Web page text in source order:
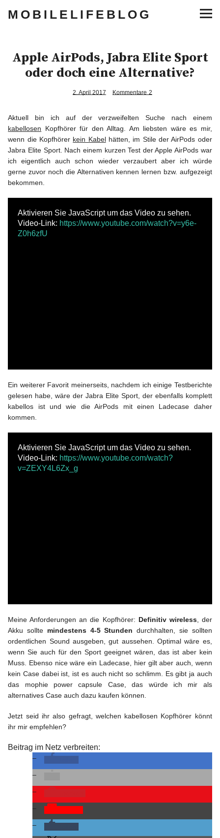
MOBILELIFEBLOG
Musik
Gaming
Tech
Blogger Essentials
Lifestyle
BLOGLIEBE ❤
Apple AirPods, Jabra Elite Sport
oder doch eine Alternative?
2. April 2017 Kommentare 2
Aktuell bin ich auf der verzweifelten Suche nach einem
kabellosen Kopfhörer für den Alltag. Am liebsten wäre es mir,
wenn die Kopfhörer kein Kabelhätten, im Stile der AirPods oder
Jabra Elite Sport. Nach einem kurzen Test der Apple AirPods war
ich eigentlich auch schon wieder verzaubert aber ich würde
gerne zuvor noch die Alternativen kennen lernen bzw. aufgezeigt
bekommen.
Aktivieren Sie JavaScript um das Video zu sehen.
Video-Link: https://www.youtube.com/watch?v=y6e-
Z0h6zfU
Ein weiterer Favorit meinerseits, nachdem ich einige Testberichte
gelesen habe, wäre der Jabra Elite Sport, der ebenfalls komplett
kabellos ist und wie die AirPods mit einen Ladecase daher
kommen.
Aktivieren Sie JavaScript um das Video zu sehen.
Video-Link: https://www.youtube.com/watch?
v=ZEXY4L6Zx_g
Meine Anforderungen an die Kopfhörer: Definitiv wireless, der
Akku sollte mindestens 4-5 Stunden durchhalten, sie sollten
ordentlichen Sound ausgeben, gut aussehen. Optimal wäre es,
wenn Sie auch für den Sport geeignet wären, das ist aber kein
Muss. Ebenso nice wäre ein Ladecase, hier gilt aber auch, wenn
kein Case dabei ist, ist es auch nicht so schlimm. Es gibt ja auch
das mophie power capsule Case, das würde ich mir als
alternatives Case auch dazu kaufen können.
Jetzt seid ihr also gefragt, welchen kabellosen Kopfhörer könnt
ihr mir empfehlen?
Beitrag im Netz verbreiten: